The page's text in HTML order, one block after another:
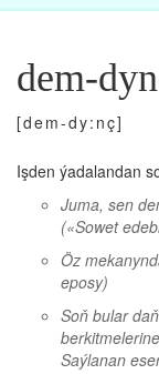
dem-
[dem-dy:nç]
Işden ýadalandan
Juma, sen
(«Sowet
Öz
eposy)
Soň bular
Saýlanan